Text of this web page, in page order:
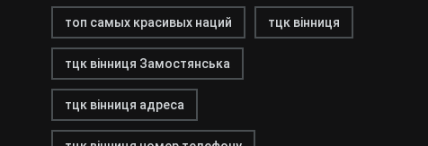
топ самых красивых наций тцк вінниця
тцк вінниця Замостянська
тцк вінниця адреса